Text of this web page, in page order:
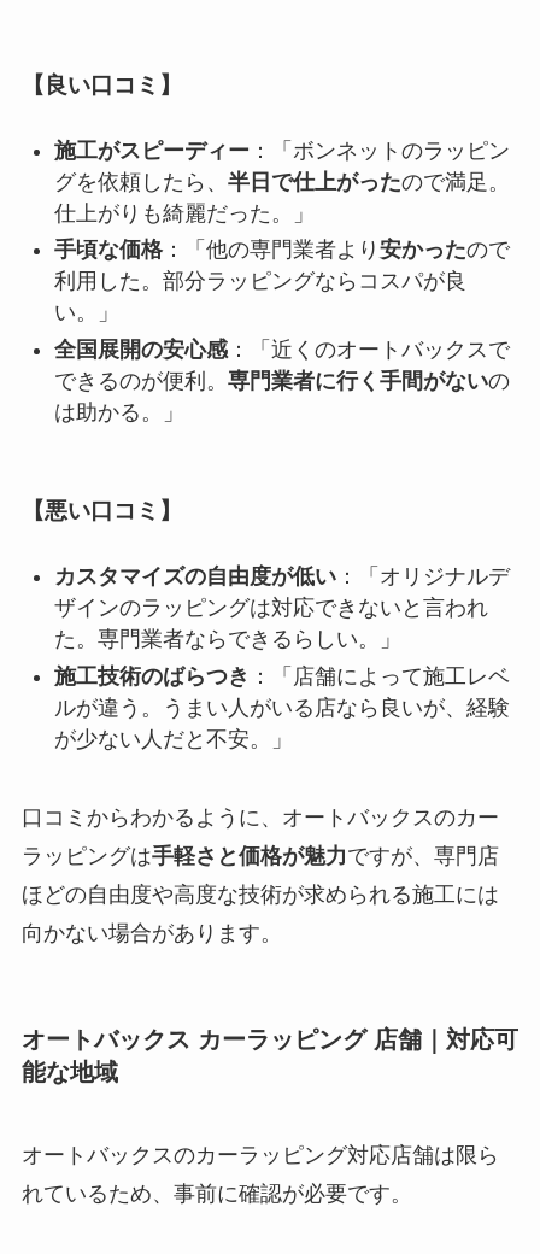
【良い口コミ】
施工がスピーディー ：「ボンネットのラッピン
グを依頼したら、 半日で仕上がったので満足。
仕上がりも綺麗だった。」
手頃な価格：「他の専門業者より 安かったので
利用した。部分ラッピングならコスパが良
い。」
全国展開の安心感：「近くのオートバックスで
できるのが便利。 専門業者に行く手間がないの
は助かる。」
【悪い口コミ】
カスタマイズの自由度が低い：「オリジナルデ
ザインのラッピングは対応できないと言われ
た。専門業者ならできるらしい。」
施工技術のばらつき ：「店舗によって施工レベ
ルが違う。うまい人がいる店なら良いが、経験
が少ない人だと不安。」
口コミからわかるように、オートバックスのカー
ラッピングは手軽さと価格が魅力ですが、専門店
ほどの自由度や高度な技術が求められる施工には
向かない場合があります。
オートバックス カーラッピング 店舗｜対応可
能な地域
オートバックスのカーラッピング対応店舗は限ら
れているため、事前に確認が必要です。